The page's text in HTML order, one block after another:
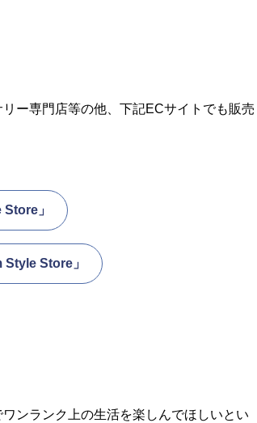
ー専門店等の他、下記ECサイトでも販売
」
Store」
ンランク上の生活を楽しんでほしいとい